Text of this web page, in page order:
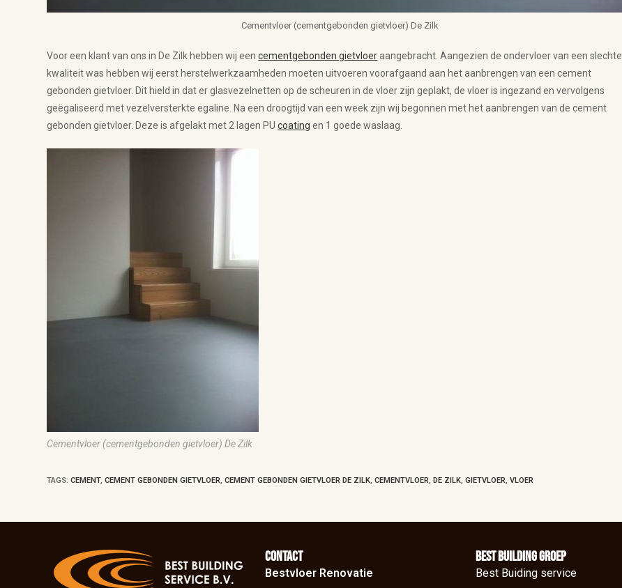
Cementvloer (cementgebonden gietvloer) De Zilk
Voor een klant van ons in De Zilk hebben wij eencementgebonden gietvloeraangebracht. Aangezien de ondervloer van een slechte
kwaliteit was hebben wij eerst herstelwerkzaamheden moeten uitvoeren voorafgaand aan het aanbrengen van een cement
gebonden gietvloer. Dit hield in dat er glasvezelnetten op de scheuren in de vloer zijn geplakt, de vloer is ingezand en vervolgens
geëgaliseerd met vezelversterkte egaline. Na een droogtijd van een week zijn wij begonnen met het aanbrengen van de cement
gebonden gietvloer. Deze is afgelakt met 2 lagen PUcoating en 1 goede waslaag.
Cementvloer (cementgebonden gietvloer) De Zilk
TAGS:CEMENT, CEMENT GEBONDEN GIETVLOER, CEMENT GEBONDEN GIETVLOER DE ZILK, CEMENTVLOER, DE ZILK, GIETVLOER, VLOER
Contact
Bestvloer Renovatie
BEst Building groep
Best Buiding service